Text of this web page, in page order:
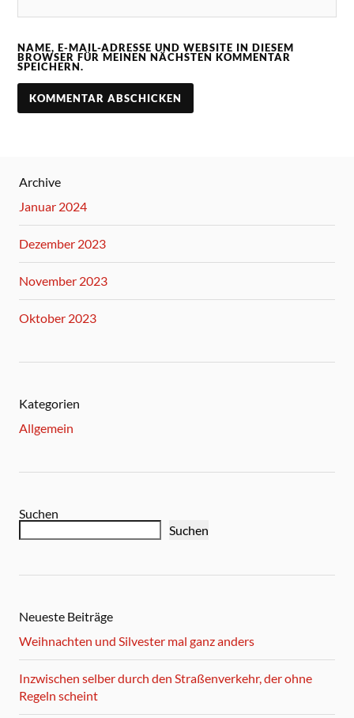
NAME, E-MAIL-ADRESSE UND WEBSITE IN DIESEM
BROWSER FÜR MEINEN NÄCHSTEN KOMMENTAR
SPEICHERN.
Archive
Januar 2024
Dezember 2023
November 2023
Oktober 2023
Kategorien
Allgemein
Suchen
Suchen
Neueste Beiträge
Weihnachten und Silvester mal ganz anders
Inzwischen selber durch den Straßenverkehr, der ohne
Regeln scheint